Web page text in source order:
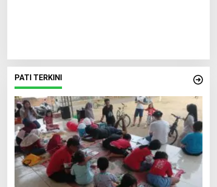
PATI TERKINI